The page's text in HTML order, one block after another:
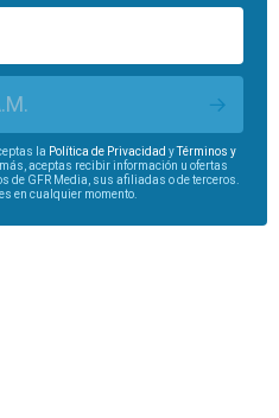
la Política de Privacidad yTérminos y
aceptas recibir información u ofertas
de GFR Media, sus afiliadas o de terceros.
en cualquier momento.